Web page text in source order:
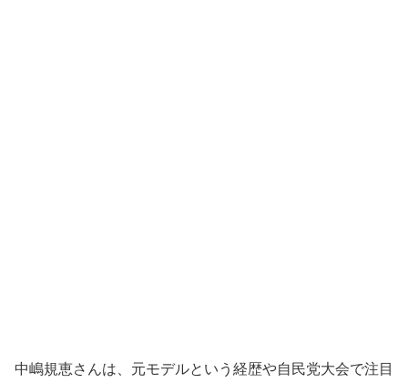
中嶋規恵さんは、元モデルという経歴や自民党大会で注目